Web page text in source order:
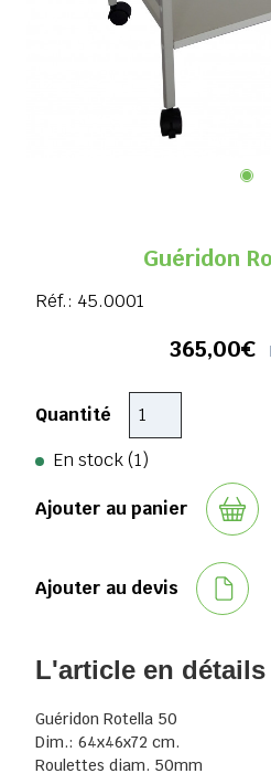
Guéridon
Réf.: 45.0001
365,00€
Quantité
En stock (1)
Ajouter au panier
Ajouter au devis
L'article en détails
Guéridon Rotella 50
Dim.: 64x46x72 cm.
Roulettes diam. 50mm